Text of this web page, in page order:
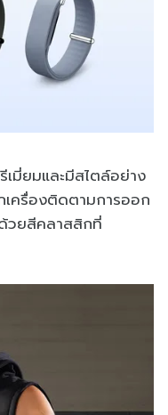
เมี่ยมและมีสไตล์อย่าง
ครื่องติดตามการออก
วยสีคลาสสิกที่